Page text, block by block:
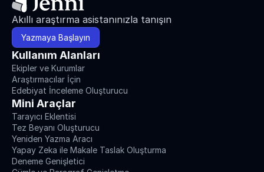
Akıllı araştırma asistanınızla tanışın
Yazmaya Başlayın
Kullanım Alanları
Ekipler ve Kurumlar
Araştırmacılar İçin
Edebiyat İnceleme Oluşturucu
Mini Araçlar
Tarayıcı Eklentisi
Tez Beyanı Oluşturucu
Yeniden Yazma Aracı
Yapay Zeka ile Makale Taslak Oluşturma
Deneme Genişletici